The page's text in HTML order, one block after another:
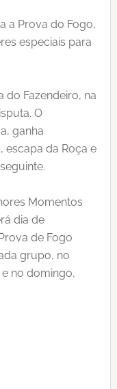
a Prova do Fogo,
especiais para
do Fazendeiro, na
O
ganha
escapa da Roça e
Momentos
dia de
de Fogo
grupo, no
no domingo,